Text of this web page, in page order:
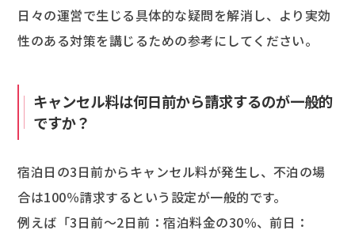
日々の運営で生じる具体的な疑問を解消し、より実効
性のある対策を講じるための参考にしてください。
キャンセル料は何日前から請求するのが一般的
ですか？
宿泊日の3日前からキャンセル料が発生し、不泊の場
合は100％請求するという設定が一般的です。
例えば「3日前～2日前：宿泊料金の30％、前日：